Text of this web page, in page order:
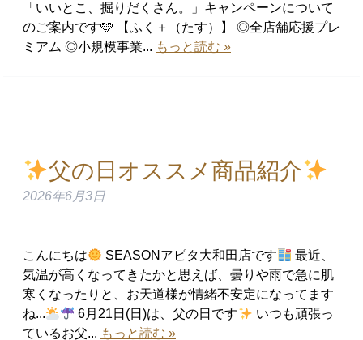
「いいとこ、掘りだくさん。」キャンペーンについて
のご案内です🩵 【ふく＋（たす）】 ◎全店舗応援プレ
ミアム ◎小規模事業... もっと読む »
父の日オススメ商品紹介
2026年6月3日
こんにちは SEASONアピタ大和田店です
最近、
気温が高くなってきたかと思えば、曇りや雨で急に肌
寒くなったりと、お天道様が情緒不安定になってます
ね...
6月21日(日)は、父の日です
いつも頑張っ
ているお父... もっと読む »